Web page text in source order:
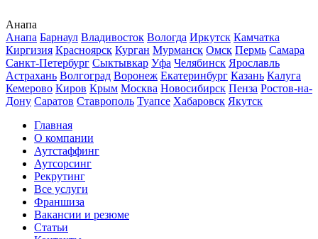
Анапа
Анапа Барнаул Владивосток Вологда Иркутск Камчатка
Киргизия Красноярск Курган Мурманск Омск Пермь Самара
Санкт-Петербург Сыктывкар Уфа Челябинск Ярославль
Астрахань Волгоград Воронеж Екатеринбург Казань Калуга
Кемерово Киров Крым Москва Новосибирск Пенза Ростов-на-
Дону Саратов Ставрополь Туапсе Хабаровск Якутск
Главная
О компании
Аутстаффинг
Аутсорсинг
Рекрутинг
Все услуги
Франшиза
Вакансии и резюме
Статьи